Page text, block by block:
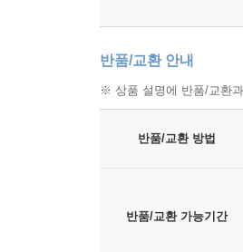
반품/교환 안내
※ 상품 설명에 반품/교환
반품/교환 방법
반품/교환 가능기간